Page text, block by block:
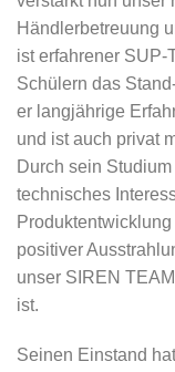
Händlerbetreuung
ist erfahrener SUP-
Schülern das
er langjährige
und ist auch privat
Durch sein
technisches
positiver
unser SIREN
ist.
Seinen Einstand